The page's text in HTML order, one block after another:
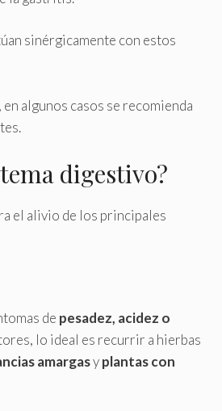
sinérgicamente con estos
, en algunos casos se recomienda
digestivo?
el alivio de los principales
de pesadez, acidez o
lo ideal es recurrir a hierbas
amargasyplantas con